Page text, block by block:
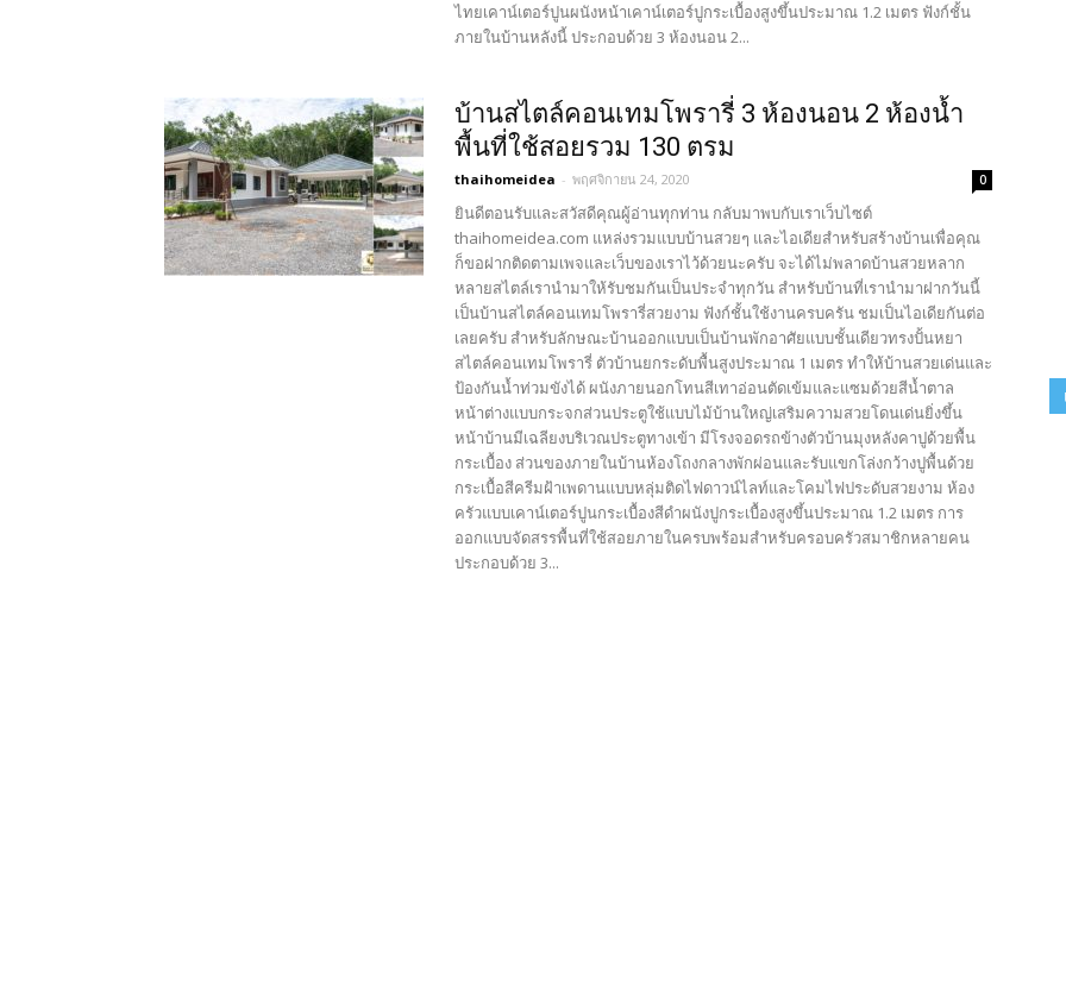
ไทยเคาน์เตอร์ปูนผนังหน้าเคาน์เตอร์ปูกระเบื้องสูงขึ้นประมาณ 1.2 เมตร ฟังก์ชั้น
ภายในบ้านหลังนี้ ประกอบด้วย 3 ห้องนอน 2...
บ้านสไตล์คอนเทมโพรารี่ 3 ห้องนอน 2 ห้องน้ำ
พื้นที่ใช้สอยรวม 130 ตรม
thaihomeidea - พฤศจิกายน 24, 2020 0
ยินดีตอนรับและสวัสดีคุณผู้อ่านทุกท่าน กลับมาพบกับเราเว็บไซต์
thaihomeidea.com แหล่งรวมแบบบ้านสวยๆ และไอเดียสำหรับสร้างบ้านเพื่อคุณ
ก็ขอฝากติดตามเพจและเว็บของเราไว้ด้วยนะครับ จะได้ไม่พลาดบ้านสวยหลาก
หลายสไตล์เรานำมาให้รับชมกันเป็นประจำทุกวัน สำหรับบ้านที่เรานำมาฝากวันนี้
เป็นบ้านสไตล์คอนเทมโพรารี่สวยงาม ฟังก์ชั้นใช้งานครบครัน ชมเป็นไอเดียกันต่อ
เลยครับ สำหรับลักษณะบ้านออกแบบเป็นบ้านพักอาศัยแบบชั้นเดียวทรงปั้นหยา
สไตล์คอนเทมโพรารี่ ตัวบ้านยกระดับพื้นสูงประมาณ 1 เมตร ทำให้บ้านสวยเด่นและ
ป้องกันน้ำท่วมขังได้ ผนังภายนอกโทนสีเทาอ่อนตัดเข้มและแซมด้วยสีน้ำตาล
หน้าต่างแบบกระจกส่วนประตูใช้แบบไม้บ้านใหญ่เสริมความสวยโดนเด่นยิ่งขึ้น
หน้าบ้านมีเฉลียงบริเวณประตูทางเข้า มีโรงจอดรถข้างตัวบ้านมุงหลังคาปูด้วยพื้น
กระเบื้อง ส่วนของภายในบ้านห้องโถงกลางพักผ่อนและรับแขกโล่งกว้างปูพื้นด้วย
กระเบื้อสีครีมฝ้าเพดานแบบหลุ่มติดไฟดาวน์ไลท์และโคมไฟประดับสวยงาม ห้อง
ครัวแบบเคาน์เตอร์ปูนกระเบื้องสีดำผนังปูกระเบื้องสูงขึ้นประมาณ 1.2 เมตร การ
ออกแบบจัดสรรพื้นที่ใช้สอยภายในครบพร้อมสำหรับครอบครัวสมาชิกหลายคน
ประกอบด้วย 3...